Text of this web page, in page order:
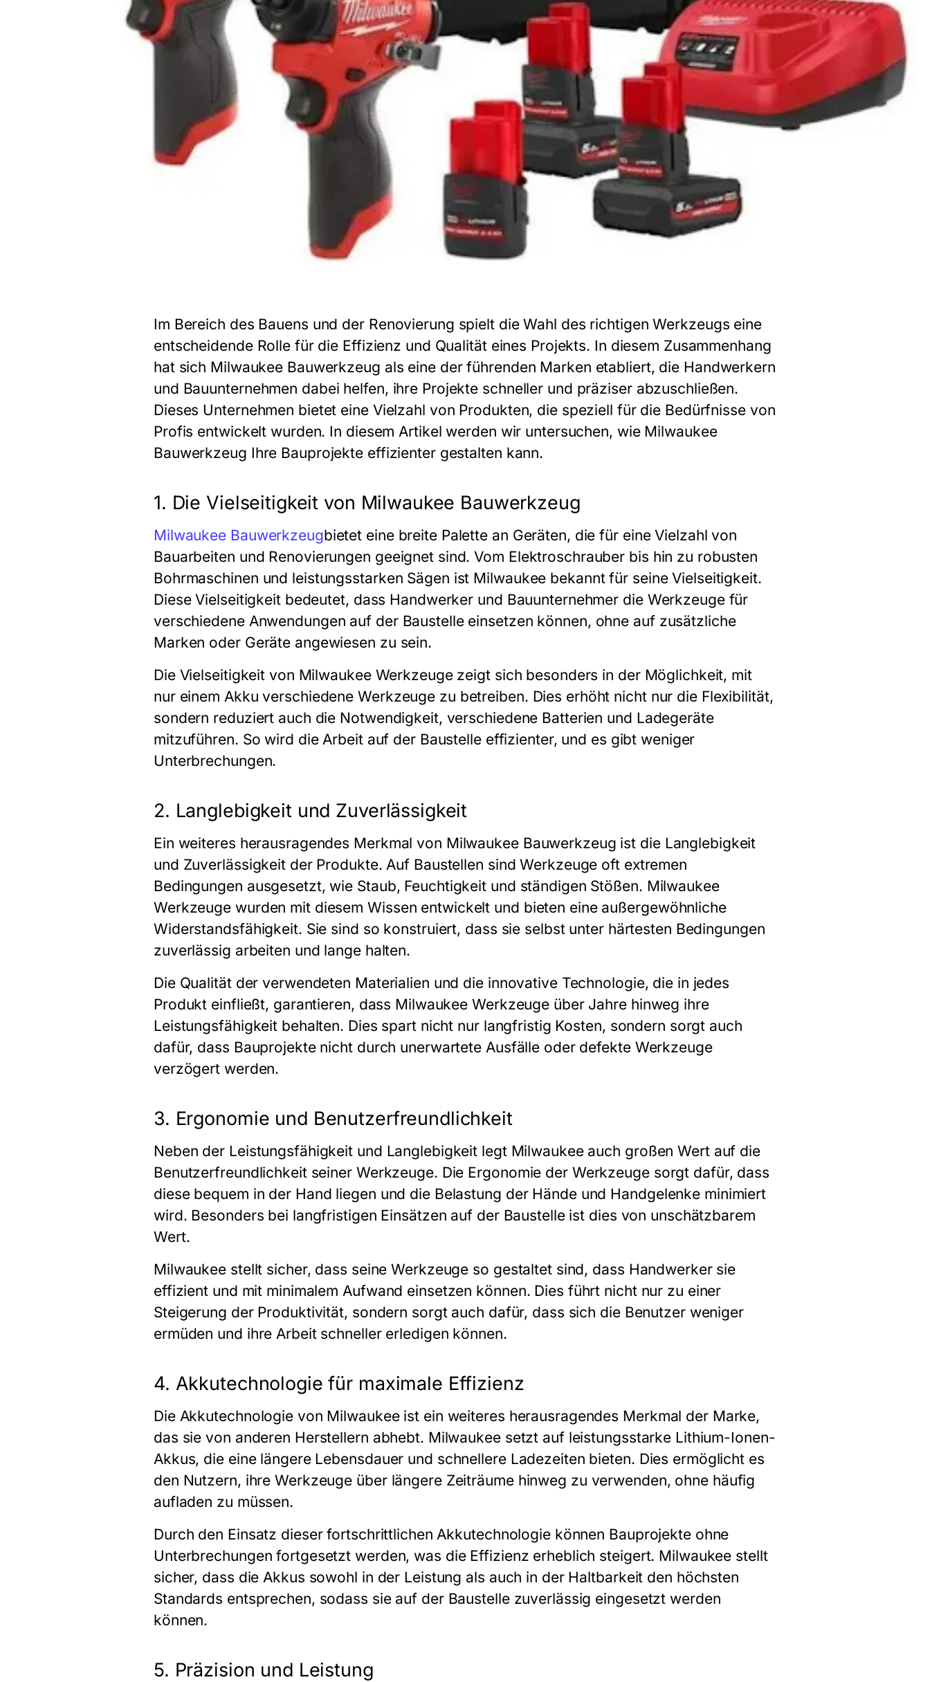
Im Bereich des Bauens und der Renovierung spielt die Wahl des richtigen Werkzeugs eine
entscheidende Rolle für die Effizienz und Qualität eines Projekts. In diesem Zusammenhang
hat sich Milwaukee Bauwerkzeug als eine der führenden Marken etabliert, die Handwerkern
und Bauunternehmen dabei helfen, ihre Projekte schneller und präziser abzuschließen.
Dieses Unternehmen bietet eine Vielzahl von Produkten, die speziell für die Bedürfnisse von
Profis entwickelt wurden. In diesem Artikel werden wir untersuchen, wie Milwaukee
Bauwerkzeug Ihre Bauprojekte effizienter gestalten kann.
1. Die Vielseitigkeit von Milwaukee Bauwerkzeug
Milwaukee Bauwerkzeugbietet eine breite Palette an Geräten, die für eine Vielzahl von
Bauarbeiten und Renovierungen geeignet sind. Vom Elektroschrauber bis hin zu robusten
Bohrmaschinen und leistungsstarken Sägen ist Milwaukee bekannt für seine Vielseitigkeit.
Diese Vielseitigkeit bedeutet, dass Handwerker und Bauunternehmer die Werkzeuge für
verschiedene Anwendungen auf der Baustelle einsetzen können, ohne auf zusätzliche
Marken oder Geräte angewiesen zu sein.
Die Vielseitigkeit von Milwaukee Werkzeuge zeigt sich besonders in der Möglichkeit, mit
nur einem Akku verschiedene Werkzeuge zu betreiben. Dies erhöht nicht nur die Flexibilität,
sondern reduziert auch die Notwendigkeit, verschiedene Batterien und Ladegeräte
mitzuführen. So wird die Arbeit auf der Baustelle effizienter, und es gibt weniger
Unterbrechungen.
2. Langlebigkeit und Zuverlässigkeit
Ein weiteres herausragendes Merkmal von Milwaukee Bauwerkzeug ist die Langlebigkeit
und Zuverlässigkeit der Produkte. Auf Baustellen sind Werkzeuge oft extremen
Bedingungen ausgesetzt, wie Staub, Feuchtigkeit und ständigen Stößen. Milwaukee
Werkzeuge wurden mit diesem Wissen entwickelt und bieten eine außergewöhnliche
Widerstandsfähigkeit. Sie sind so konstruiert, dass sie selbst unter härtesten Bedingungen
zuverlässig arbeiten und lange halten.
Die Qualität der verwendeten Materialien und die innovative Technologie, die in jedes
Produkt einfließt, garantieren, dass Milwaukee Werkzeuge über Jahre hinweg ihre
Leistungsfähigkeit behalten. Dies spart nicht nur langfristig Kosten, sondern sorgt auch
dafür, dass Bauprojekte nicht durch unerwartete Ausfälle oder defekte Werkzeuge
verzögert werden.
3. Ergonomie und Benutzerfreundlichkeit
Neben der Leistungsfähigkeit und Langlebigkeit legt Milwaukee auch großen Wert auf die
Benutzerfreundlichkeit seiner Werkzeuge. Die Ergonomie der Werkzeuge sorgt dafür, dass
diese bequem in der Hand liegen und die Belastung der Hände und Handgelenke minimiert
wird. Besonders bei langfristigen Einsätzen auf der Baustelle ist dies von unschätzbarem
Wert.
Milwaukee stellt sicher, dass seine Werkzeuge so gestaltet sind, dass Handwerker sie
effizient und mit minimalem Aufwand einsetzen können. Dies führt nicht nur zu einer
Steigerung der Produktivität, sondern sorgt auch dafür, dass sich die Benutzer weniger
ermüden und ihre Arbeit schneller erledigen können.
4. Akkutechnologie für maximale Effizienz
Die Akkutechnologie von Milwaukee ist ein weiteres herausragendes Merkmal der Marke,
das sie von anderen Herstellern abhebt. Milwaukee setzt auf leistungsstarke Lithium-Ionen-
Akkus, die eine längere Lebensdauer und schnellere Ladezeiten bieten. Dies ermöglicht es
den Nutzern, ihre Werkzeuge über längere Zeiträume hinweg zu verwenden, ohne häufig
aufladen zu müssen.
Durch den Einsatz dieser fortschrittlichen Akkutechnologie können Bauprojekte ohne
Unterbrechungen fortgesetzt werden, was die Effizienz erheblich steigert. Milwaukee stellt
sicher, dass die Akkus sowohl in der Leistung als auch in der Haltbarkeit den höchsten
Standards entsprechen, sodass sie auf der Baustelle zuverlässig eingesetzt werden
können.
5. Präzision und Leistung